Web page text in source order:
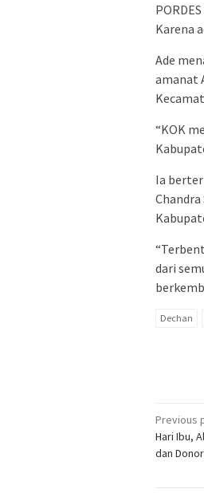
Karena
Ade
amanat
“KOK
Ia
dari
Dechan
Post
Previous
Hari Ibu,
dan